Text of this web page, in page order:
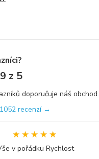
z 5
doporučuje náš obchod.
recenzí →
★★★★★
★★★★★
v pořádku Rychlost